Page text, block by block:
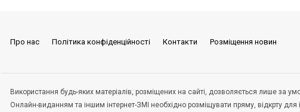
Про нас Політика конфіденційності Контакти Розміщення новин
Використання будь-яких матеріалів, розміщених на сайті, дозволяється лише за
Онлайн-виданням та іншим інтернет-ЗМІ необхідно розміщувати пряму, відкрту